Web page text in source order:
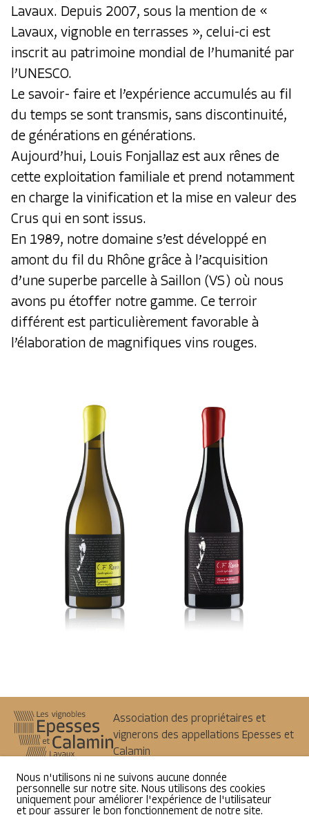
Lavaux. Depuis 2007, sous la mention de «
Lavaux, vignoble en terrasses », celui-ci est
inscrit au patrimoine mondial de l’humanité par
l’UNESCO.
Le savoir- faire et l’expérience accumulés au fil
du temps se sont transmis, sans discontinuité,
de générations en générations.
Aujourd’hui, Louis Fonjallaz est aux rênes de
cette exploitation familiale et prend notamment
en charge la vinification et la mise en valeur des
Crus qui en sont issus.
En 1989, notre domaine s’est développé en
amont du fil du Rhône grâce à l’acquisition
d’une superbe parcelle à Saillon (VS) où nous
avons pu étoffer notre gamme. Ce terroir
différent est particulièrement favorable à
l’élaboration de magnifiques vins rouges.
Association des propriétaires et
vignerons des appellations Epesses et
Calamin
info@epesses-calamin.ch
Nous n'utilisons ni ne suivons aucune donnée
personnelle sur notre site. Nous utilisons des cookies
uniquement pour améliorer l'expérience de l'utilisateur
et pour assurer le bon fonctionnement de notre site.